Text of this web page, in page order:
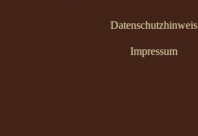
Datenschutzhinweis
Impressum